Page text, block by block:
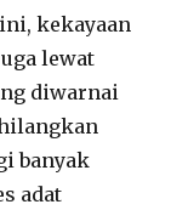
kekayaan
lewat
diwarnai
banyak
adat